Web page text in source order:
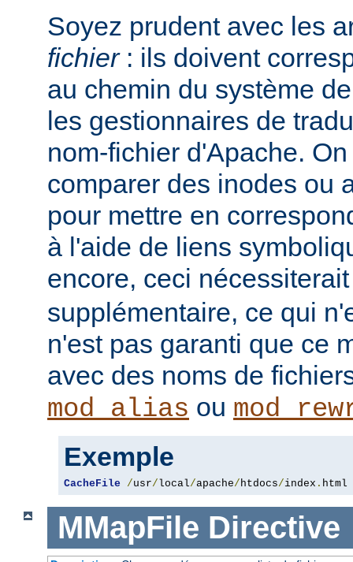
Soyez prudent avec les
fichier: ils doivent
au chemin du système
les gestionnaires de
nom-fichier d'Apache.
comparer des inodes ou
pour mettre en
à l'aide de liens
encore, ceci
supplémentaire, ce qui
n'est pas garanti que ce
avec des noms de
mod_alias ou
Exemple
CacheFile /usr/local/apache/htdocs/index . html
MMapFile Directive